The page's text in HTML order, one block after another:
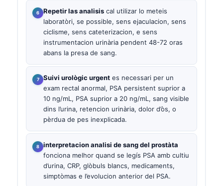
Repetir las analisis cal utilizar lo meteis
laboratòri, se possible, sens ejaculacion, sens
ciclisme, sens cateterizacion, e sens
instrumentacion urinària pendent 48-72 oras
abans la presa de sang.
Suivi urològic urgent es necessari per un
exam rectal anormal, PSA persistent suprior a
10 ng/mL, PSA suprior a 20 ng/mL, sang visible
dins l’urina, retencion urinària, dolor d’òs, o
pèrdua de pes inexplicada.
interpretacion analisi de sang del prostàta
fonciona melhor quand se legís PSA amb cultiu
d’urina, CRP, glòbuls blancs, medicaments,
simptòmas e l’evolucion anterior del PSA.